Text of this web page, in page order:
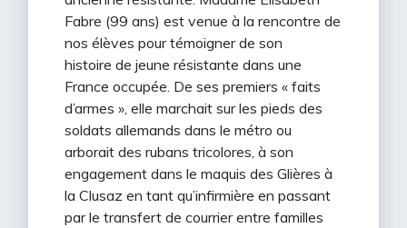
Fabre (99 ans) est venue à la rencontre de
nos élèves pour témoigner de son
histoire de jeune résistante dans une
France occupée. De ses premiers « faits
d’armes », elle marchait sur les pieds des
soldats allemands dans le métro ou
arborait des rubans tricolores, à son
engagement dans le maquis des Glières à
la Clusaz en tant qu’infirmière en passant
par le transfert de courrier entre familles